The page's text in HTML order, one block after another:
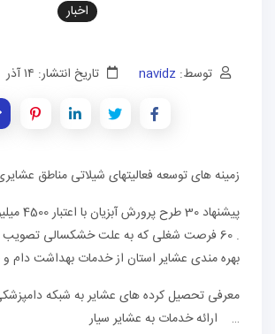
اخبار
توسط:navidz تاریخ انتشار: ۱۴ آذر
زمینه های توسعه فعالیتهای شیلاتی مناطق عشایری
پیشنهاد 30 طرح
60 فرصت شغلی که به علت خشکسالی تصویب نگردیده است
بهره مندی عشایر استان از خدمات بهداشت دام و
معرفی تحصیل کرده های عشایر به شبکه
ارائه خدمات به عشایر سیار